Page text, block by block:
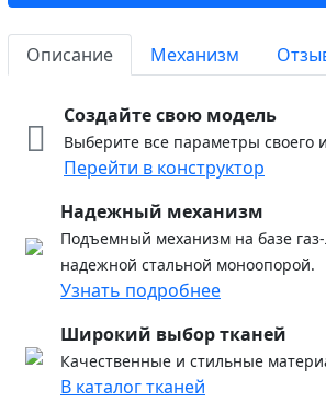
Описание Механизм
Создайте свою модель
Выберите все параметры своего
Перейти в конструктор
Надежный механизм
Подъемный механизм на базе
надежной стальной моноопорой.
Узнать подробнее
Широкий выбор тканей
Качественные и стильные
В каталог тканей